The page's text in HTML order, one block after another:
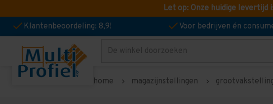
Let op: Onze huidige levertijd
Klantenbeoordeling: 8,9!
Voor bedrijven én
Zoeken
home magazijnstellingen